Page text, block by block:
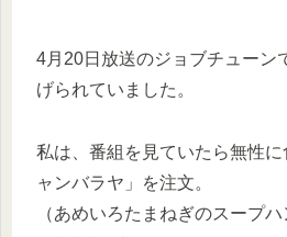
4月20日放送のジョブチューン
げられていました。
私は、番組を見ていたら無性
ャンバラヤ」を注文。
（あめいろたまねぎのスープ